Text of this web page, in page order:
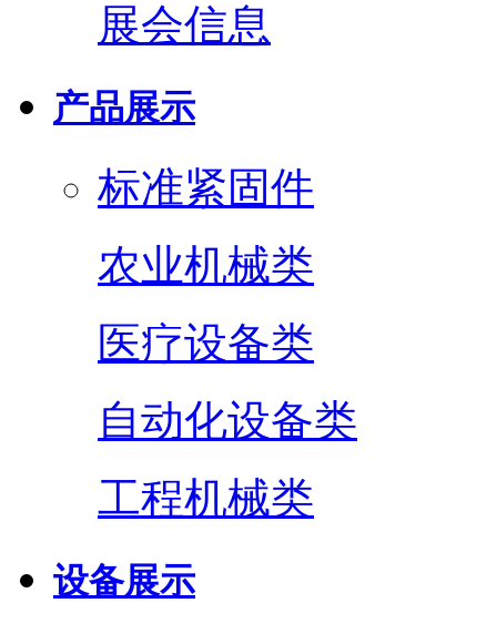
展会信息
产品展示
标准紧固件
农业机械类
医疗设备类
自动化设备类
工程机械类
设备展示